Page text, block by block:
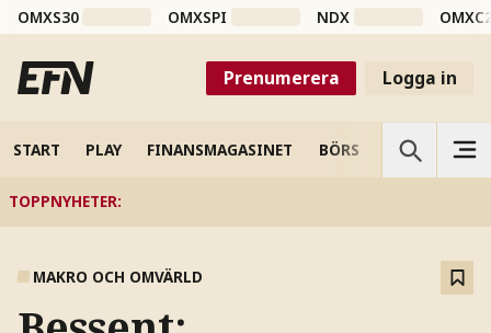
OMXS30 OMXSPI NDX
Prenumerera Logga in
START PLAY FINANSMAGASINET BÖRS VETENSKAP
TOPPNYHETER:
MAKRO OCH OMVÄRLD